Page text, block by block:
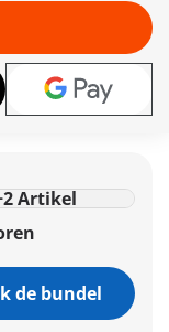
2 Artikel
de bundel